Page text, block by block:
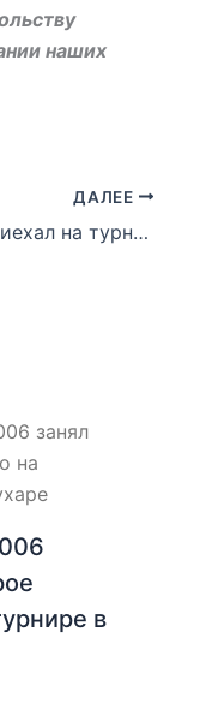
наших
ДАЛЕЕ
Спартак-2004 приехал на турнир в Швецию
в